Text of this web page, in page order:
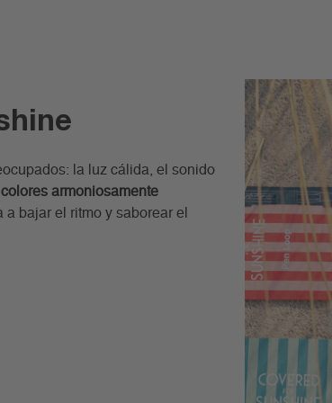
la luz cálida, el sonido
colores armoniosamente
bajar el ritmo y saborear el